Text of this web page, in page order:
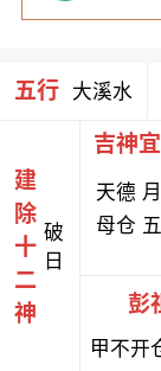
五行 大溪水
建
除
十
二
神
破
日
吉神
天德
母仓
彭
甲不开